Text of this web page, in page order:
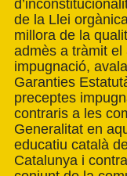
de la Llei
millora de la
admès a tràmit el
impugnació,
Garanties
preceptes
contraris a les
Generalitat en
educatiu català
Catalunya i